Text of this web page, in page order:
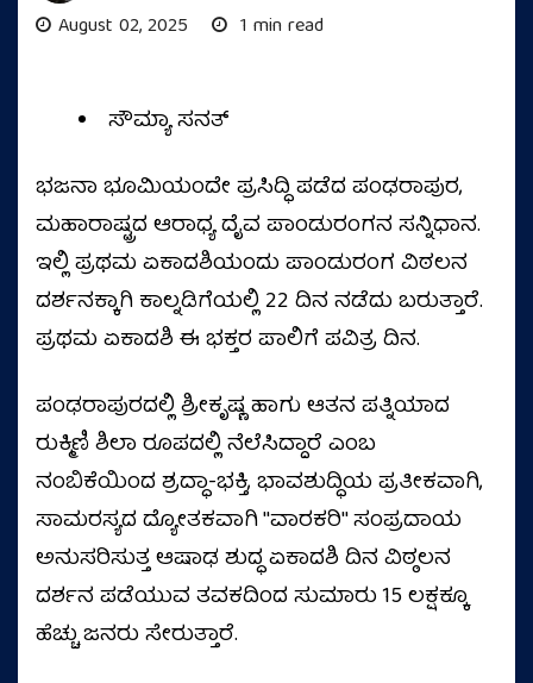
August 02, 2025
1 min read
ಸೌಮ್ಯಾ ಸನತ್
ಭಜನಾ ಭೂಮಿಯಂದೇ ಪ್ರಸಿದ್ಧಿ ಪಡೆದ ಪಂಢರಾಪುರ,
ಮಹಾರಾಷ್ಟ್ರದ ಆರಾಧ್ಯ ದೈವ ಪಾಂಡುರಂಗನ ಸನ್ನಿಧಾನ.
ಇಲ್ಲಿ ಪ್ರಥಮ ಏಕಾದಶಿಯಂದು ಪಾಂಡುರಂಗ ವಿಠಲನ
ದರ್ಶನಕ್ಕಾಗಿ ಕಾಲ್ನಡಿಗೆಯಲ್ಲಿ 22 ದಿನ ನಡೆದು ಬರುತ್ತಾರೆ.
ಪ್ರಥಮ ಏಕಾದಶಿ ಈ ಭಕ್ತರ ಪಾಲಿಗೆ ಪವಿತ್ರ ದಿನ.
ಪಂಢರಾಪುರದಲ್ಲಿ ಶ್ರೀಕೃಷ್ಣ ಹಾಗು ಆತನ ಪತ್ನಿಯಾದ
ರುಕ್ಮಿಣಿ ಶಿಲಾ ರೂಪದಲ್ಲಿ ನೆಲೆಸಿದ್ದಾರೆ ಎಂಬ
ನಂಬಿಕೆಯಿಂದ ಶ್ರದ್ಧಾ-ಭಕ್ತಿ, ಭಾವಶುದ್ಧಿಯ ಪ್ರತೀಕವಾಗಿ,
ಸಾಮರಸ್ಯದ ದ್ಯೋತಕವಾಗಿ ''ವಾರಕರಿ'' ಸಂಪ್ರದಾಯ
ಅನುಸರಿಸುತ್ತ ಆಷಾಢ ಶುದ್ಧ ಏಕಾದಶಿ ದಿನ ವಿಠ್ಠಲನ
ದರ್ಶನ ಪಡೆಯುವ ತವಕದಿಂದ ಸುಮಾರು 15 ಲಕ್ಷಕ್ಕೂ
ಹೆಚ್ಚು ಜನರು ಸೇರುತ್ತಾರೆ.